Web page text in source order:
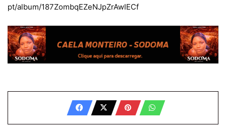
pt/album/187ZombqEZeNJpZrAwIECf